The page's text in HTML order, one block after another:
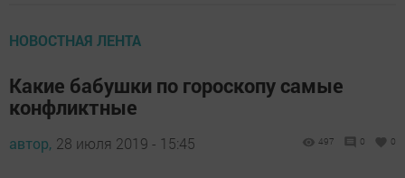
НОВОСТНАЯ ЛЕНТА
Какие бабушки по гороскопу самые
конфликтные
автор, 28 июля 2019 - 15:45 497 0 0